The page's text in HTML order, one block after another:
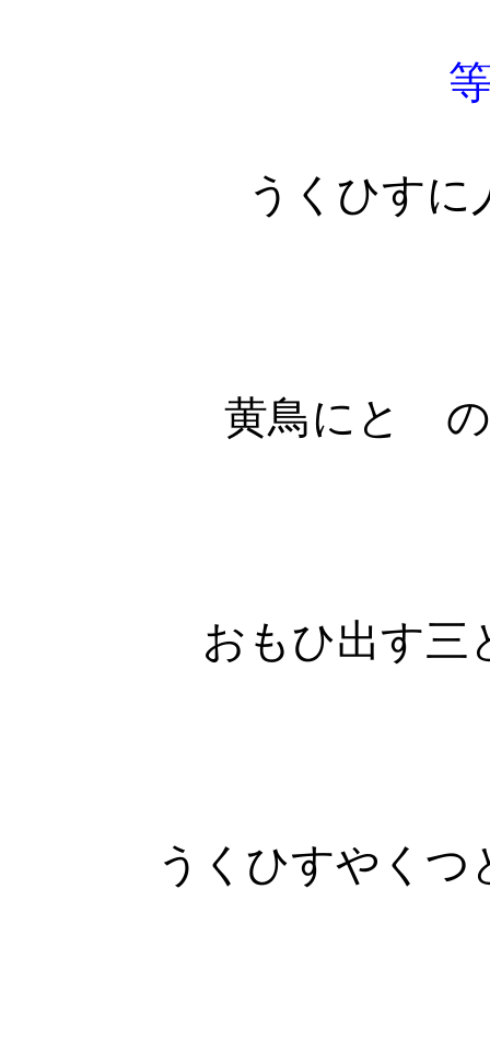
うくひすに
黄鳥にとゝ
おもひ出す三
うくひすやくつ